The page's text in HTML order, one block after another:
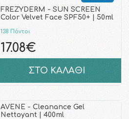
FREZYDERM - SUN SCREEN
Color Velvet Face SPF50+ | 50ml
138 Πόντοι
17.08€
ΣΤΟ ΚΑΛΑΘΙ
AVENE - Cleanance Gel
Nettoyant | 400ml